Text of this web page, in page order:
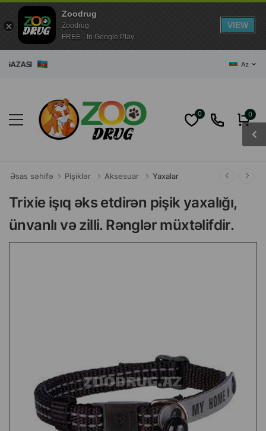
Az
0 0
Əsas səhifə Pişiklər Aksesuar Yaxalar
Trixie işıq əks etdirən pişik yaxalığı,
ünvanlı və zilli. Rənglər müxtəlifdir.
Zoodrug
Zoodrug
FREE - In Google Play
VIEW